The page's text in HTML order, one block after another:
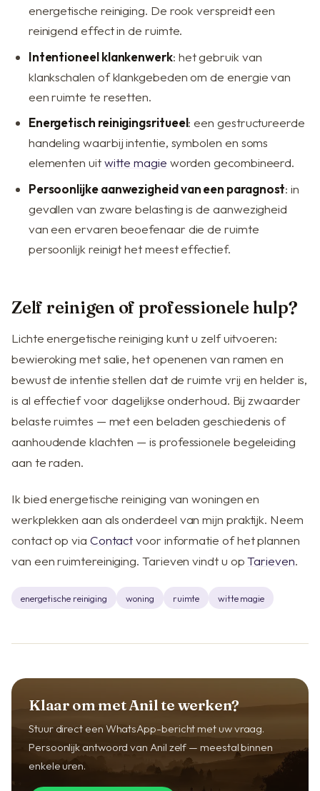
energetische reiniging. De rook verspreidt een
reinigend effect in de ruimte.
Intentioneel klankenwerk: het gebruik van
klankschalen of klankgebeden om de energie van
een ruimte te resetten.
Energetisch reinigingsritueel: een gestructureerde
handeling waarbij intentie, symbolen en soms
elementen uitwitte magie worden gecombineerd.
Persoonlijke aanwezigheid van een paragnost: in
gevallen van zware belasting is de aanwezigheid
van een ervaren beoefenaar die de ruimte
persoonlijk reinigt het meest effectief.
Zelf reinigen of professionele hulp?
Lichte energetische reiniging kunt u zelf uitvoeren:
bewieroking met salie, het openenen van ramen en
bewust de intentie stellen dat de ruimte vrij en helder is,
is al effectief voor dagelijkse onderhoud. Bij zwaarder
belaste ruimtes — met een beladen geschiedenis of
aanhoudende klachten — is professionele begeleiding
aan te raden.
Ik bied energetische reiniging van woningen en
werkplekken aan als onderdeel van mijn praktijk. Neem
contact op via Contactvoor informatie of het plannen
van een ruimtereiniging. Tarieven vindt u opTarieven.
energetische reiniging woning ruimte witte magie
Klaar om met Anil te werken?
Stuur direct een WhatsApp-bericht met uw vraag.
Persoonlijk antwoord van Anil zelf — meestal binnen
enkele uren.